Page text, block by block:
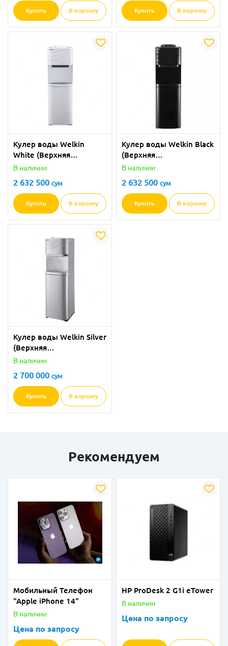
Купить В корзину Купить В корзину
Кулер воды Welkin
White (Верхняя
загрузка+холодильник)
В наличии
2 632 500 сум
Купить В корзину
Кулер воды Welkin Black
(Верхняя
загрузка+холодильник)
В наличии
2 632 500 сум
Купить В корзину
Кулер воды Welkin Silver
(Верхняя
загрузка+холодильник)
В наличии
2 700 000 сум
Купить В корзину
Рекомендуем
Мобильный Телефон
"Apple iPhone 14"
В наличии
Цена по запросу
HP ProDesk 2 G1i eTower
В наличии
Цена по запросу